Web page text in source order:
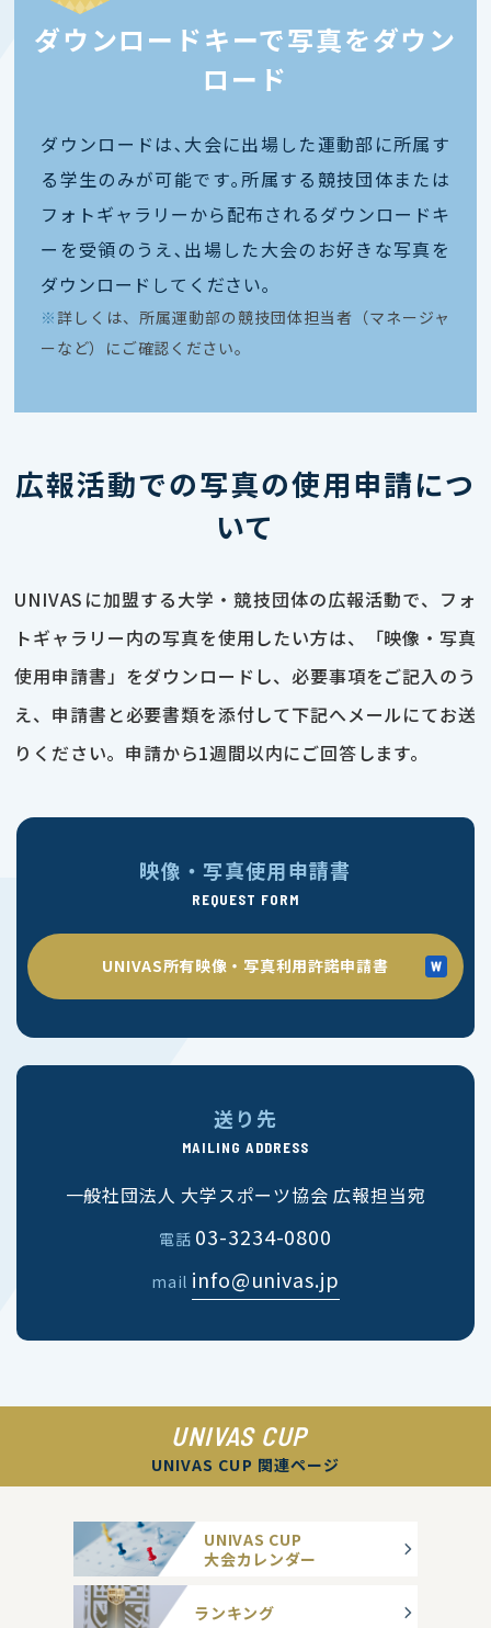
ダウンロードキーで写真をダウン
ロード
ダウンロードは､大会に出場した運動部に所属す
る学生のみが可能です｡所属する競技団体または
フォトギャラリーから配布されるダウンロードキ
ーを受領のうえ､出場した大会のお好きな写真を
ダウンロードしてください｡
※ 詳しくは、所属運動部の競技団体担当者（マネージャ
ーなど）にご確認ください。
広報活動での写真の使用申請につ
いて
UNIVASに加盟する大学・競技団体の広報活動で、フォ
トギャラリー内の写真を使用したい方は、「映像・写真
使用申請書」をダウンロードし、必要事項をご記入のう
え、申請書と必要書類を添付して下記へメールにてお送
りください。申請から1週間以内にご回答します。
映像・写真使用申請書
REQUEST FORM
UNIVAS所有映像・写真利用許諾申請書
送り先
MAILING ADDRESS
一般社団法人 大学スポーツ協会 広報担当宛
電話 03-3234-0800
mail info@univas.jp
UNIVAS CUP
UNIVAS CUP 関連ページ
UNIVAS CUP
大会カレンダー
ランキング